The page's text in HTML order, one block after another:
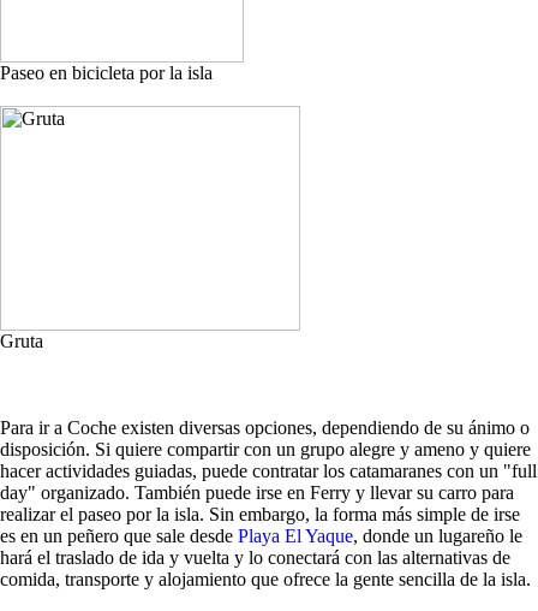
Paseo en bicicleta por la isla
Gruta
Para ir a Coche existen diversas opciones, dependiendo de su ánimo o
disposición. Si quiere compartir con un grupo alegre y ameno y quiere
hacer actividades guiadas, puede contratar los catamaranes con un "full
day" organizado. También puede irse en Ferry y llevar su carro para
realizar el paseo por la isla. Sin embargo, la forma más simple de irse
es en un peñero que sale desde Playa El Yaque, donde un lugareño le
hará el traslado de ida y vuelta y lo conectará con las alternativas de
comida, transporte y alojamiento que ofrece la gente sencilla de la isla.